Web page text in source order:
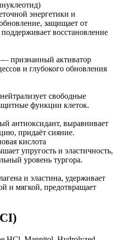
энергетики и
защищает от
восстановление
признанный активатор
и глубокого обновления
свободные
функции клеток.
антиоксидант, выравнивает
придаёт сияние.
кислота
упругость и эластичность,
уровень тургора.
и эластина, удерживает
и мягкой, предотвращает